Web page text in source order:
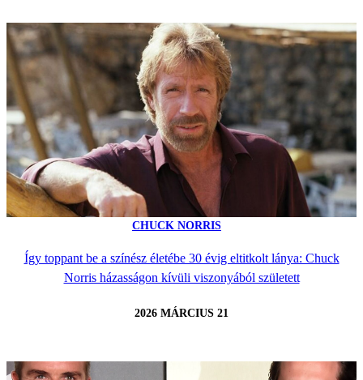
CHUCK NORRIS
Így toppant be a színész életébe 30 évig eltitkolt lánya: Chuck
Norris házasságon kívüli viszonyából született
2026 MÁRCIUS 21